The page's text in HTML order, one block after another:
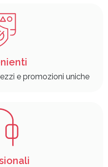
e promozioni uniche